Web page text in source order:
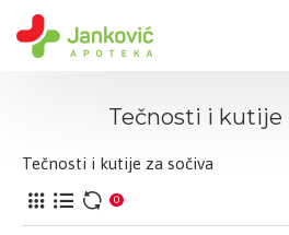
Tečnosti i kutije
Tečnosti i kutije za sočiva
0